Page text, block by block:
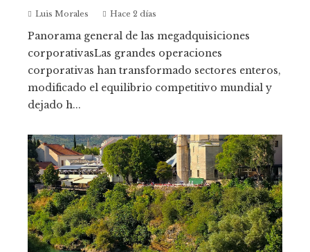
Luis Morales Hace 2 días
Panorama general de las megadquisiciones
corporativasLas grandes operaciones
corporativas han transformado sectores enteros,
modificado el equilibrio competitivo mundial y
dejado h...